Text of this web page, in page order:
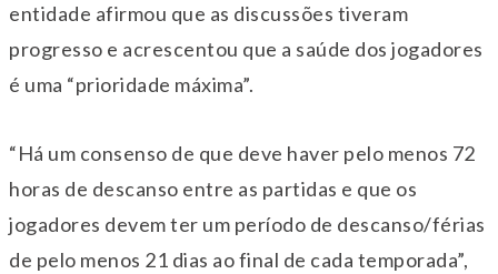
entidade afirmou que as discussões tiveram
progresso e acrescentou que a saúde dos jogadores
é uma “prioridade máxima”.
“Há um consenso de que deve haver pelo menos 72
horas de descanso entre as partidas e que os
jogadores devem ter um período de descanso/férias
de pelo menos 21 dias ao final de cada temporada”,